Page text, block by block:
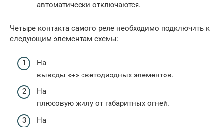
автоматически отключаются.
Четыре контакта самого реле необходимо подключить к
следующим элементам схемы:
На
выводы «+» светодиодных элементов.
На
плюсовую жилу от габаритных огней.
На